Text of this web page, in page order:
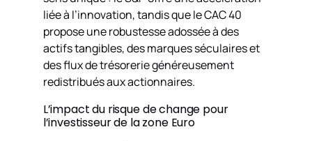
liée à l’innovation, tandis que le CAC 40
propose une robustesse adossée à des
actifs tangibles, des marques séculaires et
des flux de trésorerie généreusement
redistribués aux actionnaires.
L’impact du risque de change pour
l’investisseur de la zone Euro